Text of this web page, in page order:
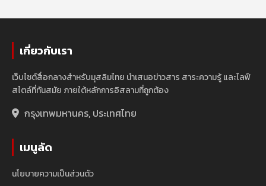
เกี่ยวกับเรา
เว็บไซต์สื่อกลางสำหรับมุสลิมไทย นำเสนอข่าวสาร สาระความรู้ และไลฟ์
สไตล์ที่ทันสมัย ภายใต้หลักการอิสลามที่ถูกต้อง
กรุงเทพมหานคร, ประเทศไทย
เมนูลัด
นโยบายความเป็นส่วนตัว